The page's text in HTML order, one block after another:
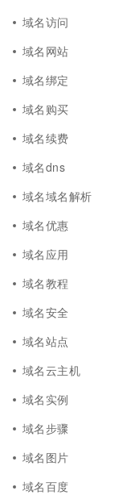
域名访问
域名网站
域名绑定
域名购买
域名续费
域名dns
域名域名解析
域名优惠
域名应用
域名教程
域名安全
域名站点
域名云主机
域名实例
域名步骤
域名图片
域名百度